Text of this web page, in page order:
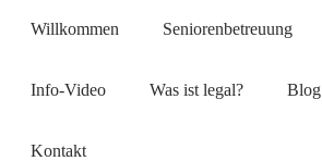
Willkommen Seniorenbetreuung
Info-Video Was ist legal? Blog
Kontakt